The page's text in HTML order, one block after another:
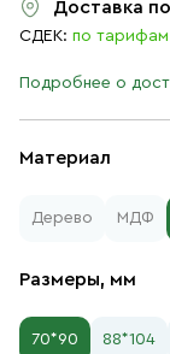
Материал
Дерево МДФ
Размеры, мм
70*90 88*104
Доставка
СДЕК: по
Подробнее о